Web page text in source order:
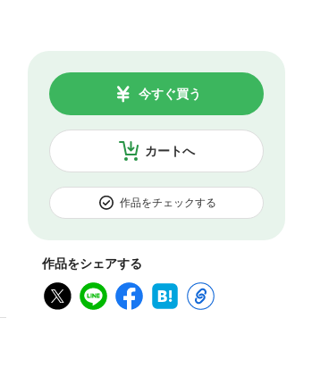
カートへ
今すぐ買う
作品をチェックする
作品をシェアする